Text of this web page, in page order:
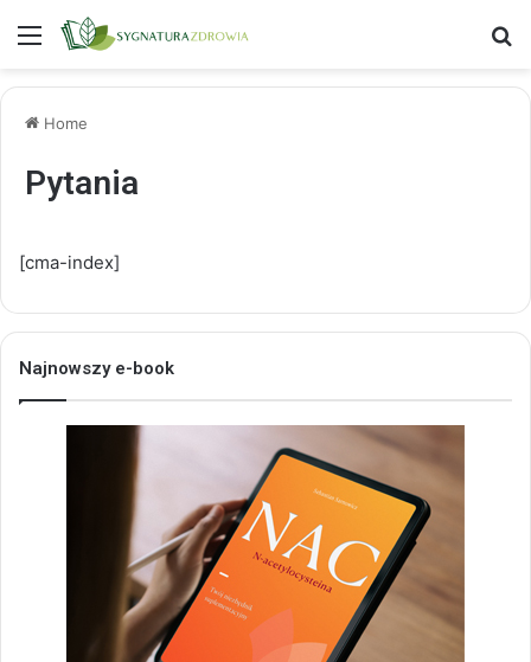
Menu
Home
Pytania
[cma-index]
Najnowszy e-book